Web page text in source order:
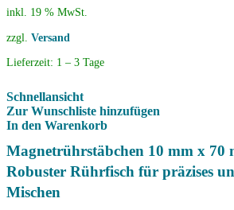
inkl. 19 % MwSt.
zzgl. Versand
Lieferzeit: 1 – 3 Tage
Schnellansicht
Zur Wunschliste hinzufügen
In den Warenkorb
Magnetrührstäbchen 10 mm x 70
Robuster Rührfisch für präzises
Mischen